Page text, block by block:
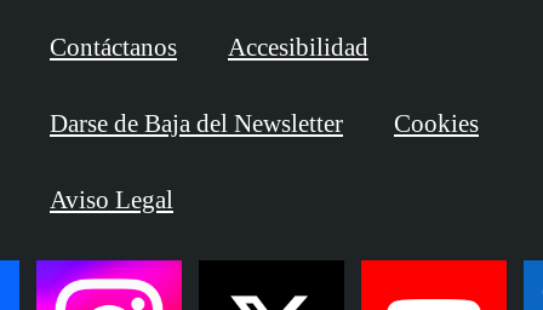
Contáctanos Accesibilidad
Darse de Baja del Newsletter Cookies
Aviso Legal